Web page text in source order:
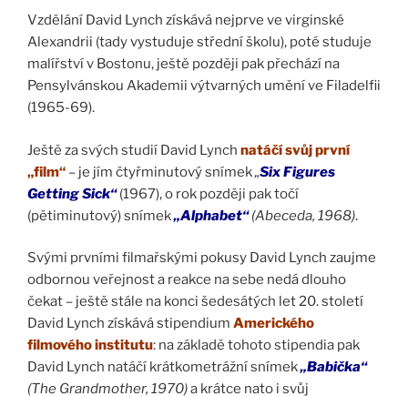
Vzdělání David Lynch získává nejprve ve virginské
Alexandrii (tady vystuduje střední školu), poté studuje
malířství v Bostonu, ještě později pak přechází na
Pensylvánskou Akademii výtvarných umění ve Filadelfii
(1965-69).
Ještě za svých studií David Lynch natáčí svůj první
„film“ – je jím čtyřminutový snímek„Six Figures
Getting Sick“(1967), o rok později pak točí
(pětiminutový) snímek„Alphabet“(Abeceda, 1968).
Svými prvními filmařskými pokusy David Lynch zaujme
odbornou veřejnost a reakce na sebe nedá dlouho
čekat – ještě stále na konci šedesátých let 20. století
David Lynch získává stipendium Amerického
filmového institutu: na základě tohoto stipendia pak
David Lynch natáčí krátkometrážní snímek„Babička“
(The Grandmother, 1970)a krátce nato i svůj